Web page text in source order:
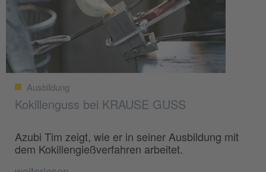
Ausbildung
Kokillenguss bei KRAUSE GUSS
Azubi Tim zeigt, wie er in seiner Ausbildung mit
dem Kokillengießverfahren arbeitet.